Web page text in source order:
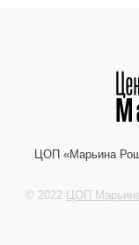
ЦОП «Марьина
© 2022 ЦОП